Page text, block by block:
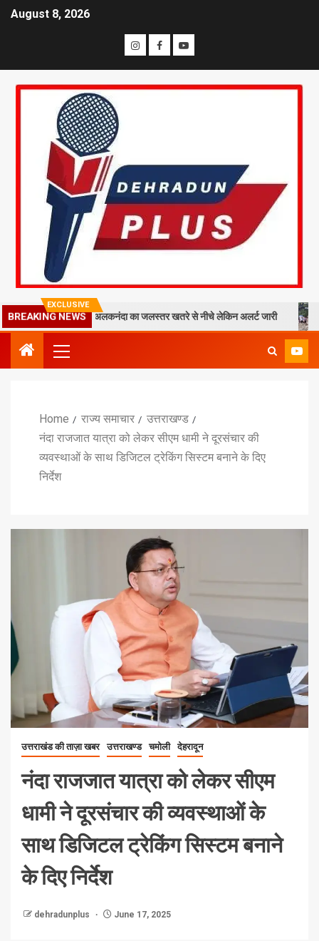
August 8, 2026
EXCLUSIVE
BREAKING NEWS
मलबा, श्रीनगर में अलकनंदा का जलस्तर खतरे से नीचे लेकिन अलर्ट जारी 26
Home राज्य समाचार
उत्तराखण्ड
नंदा राजजात यात्रा को लेकर सीएम धामी ने दूरसंचार की
व्यवस्थाओं के साथ डिजिटल ट्रेकिंग सिस्टम बनाने के दिए
निर्देश
उत्तराखंड की ताज़ा खबर उत्तराखण्ड चमोली देहरादून
नंदा राजजात यात्रा को लेकर सीएम
धामी ने दूरसंचार की व्यवस्थाओं के
साथ डिजिटल ट्रेकिंग सिस्टम बनाने
के दिए निर्देश
dehradunplus June 17, 2025